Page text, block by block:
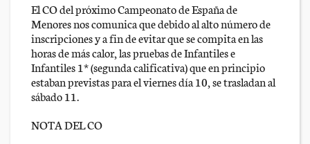
El CO del próximo Campeonato de España de
Menores nos comunica que debido al alto número de
inscripciones y a fin de evitar que se compita en las
horas de más calor, las pruebas de Infantiles e
Infantiles 1* (segunda calificativa) que en principio
estaban previstas para el viernes día 10, se trasladan al
sábado 11.
NOTA DEL CO